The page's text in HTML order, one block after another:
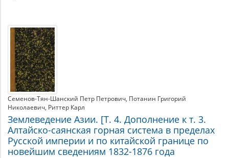
Семенов-Тян-Шанский Петр Петрович Потанин Григорий
Николаевич Риттер Карл
Землеведение Азии. [Т. 4. Дополнение к т. 3.
Алтайско-саянская горная система в пределах
Русской империи и по китайской границе по
новейшим сведениям 1832-1876 года